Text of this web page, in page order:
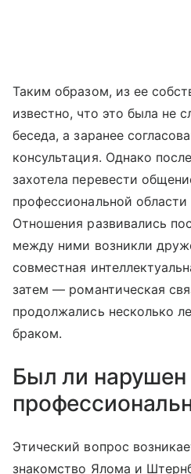
Таким образом, из ее
известно, что это была не
беседа, а заранее
консультация. Однако
захотела перевести
профессиональной
Отношения развивались
между ними возникли
совместная
затем — романтическая
продолжались несколько
браком.
Был ли нарушен
Этический вопрос
знакомство Ялома и